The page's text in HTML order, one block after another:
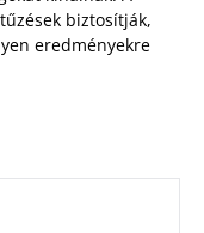
biztosítják,
eredményekre